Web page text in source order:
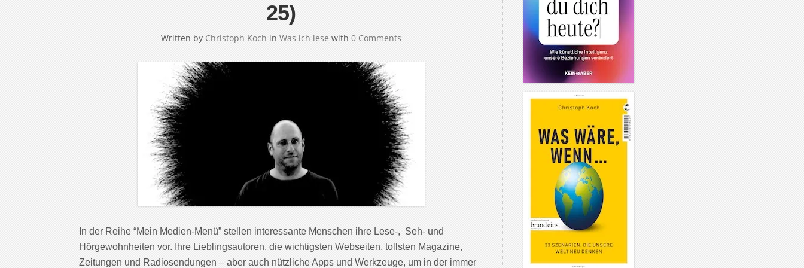
25)
Written by Christoph Koch in Was ich lese with 0 Comments
In der Reihe “Mein Medien-Menü” stellen interessante Menschen ihre Lese-, Seh- und
Hörgewohnheiten vor. Ihre Lieblingsautoren, die wichtigsten Webseiten, tollsten Magazine,
Zeitungen und Radiosendungen – aber auch nützliche Apps und Werkzeuge, um in der immer